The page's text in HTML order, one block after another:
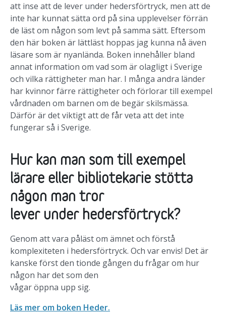
att inse att de lever under hedersförtryck, men att de
inte har kunnat sätta ord på sina upplevelser förrän
de läst om någon som levt på samma sätt. Eftersom
den här boken är lättläst hoppas jag kunna nå även
läsare som är nyanlända. Boken innehåller bland
annat information om vad som är olagligt i Sverige
och vilka rättigheter man har. I många andra länder
har kvinnor färre rättigheter och förlorar till exempel
vårdnaden om barnen om de begär skilsmässa.
Därför är det viktigt att de får veta att det inte
fungerar så i Sverige.
Hur kan man som till exempel
lärare eller bibliotekarie stötta
någon man tror
lever under hedersförtryck?
Genom att vara påläst om ämnet och förstå
komplexiteten i hedersförtryck. Och varenvis! Det är
kanske först den tionde gången du frågar om hur
någon har det som den
vågar öppna upp sig.
Läs mer om boken Heder.